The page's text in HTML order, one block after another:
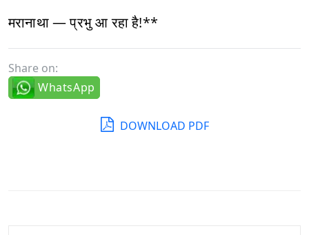
मरानाथा — प्रभु आ रहा है!**
Share on:
WhatsApp
DOWNLOAD PDF